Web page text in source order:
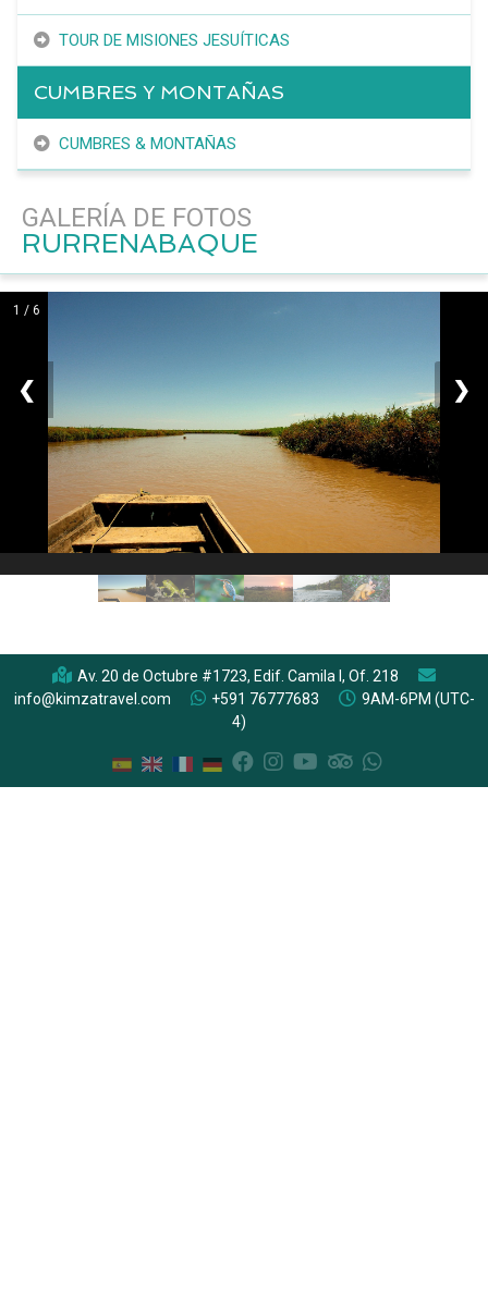
TOUR DE MISIONES JESUÍTICAS
CUMBRES Y MONTAÑAS
CUMBRES & MONTAÑAS
GALERÍA DE FOTOS
RURRENABAQUE
1 / 6
❮ ❯
Av. 20 de Octubre #1723, Edif. Camila I, Of. 218
info@kimzatravel.com
+591 76777683
9AM-6PM (UTC-
4)